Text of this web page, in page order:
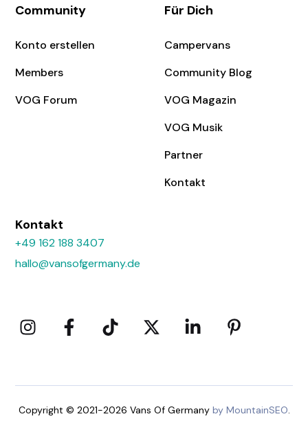
Community
Konto erstellen
Members
VOG Forum
Für Dich
Campervans
Community Blog
VOG Magazin
VOG Musik
Partner
Kontakt
Kontakt
+49 162 188 3407
hallo@vansofgermany.de
Copyright © 2021-2026 Vans Of Germany by MountainSEO.